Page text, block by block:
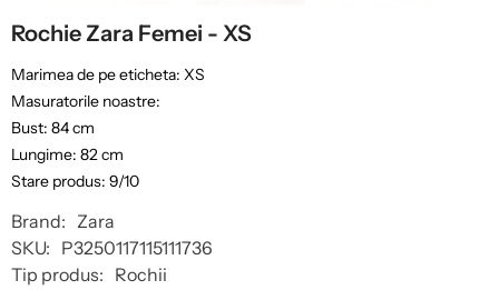
Rochie Zara Femei - XS
Marimea de pe eticheta: XS
Masuratorile noastre:
Bust: 84 cm
Lungime: 82 cm
Stare produs: 9/10
Brand: Zara
SKU: P3250117115111736
Tip produs: Rochii